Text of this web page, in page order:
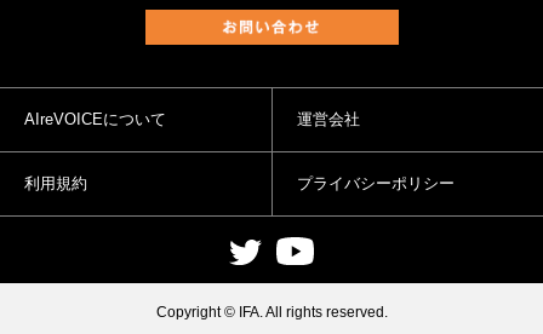
AIreVOICEについて 運営会社
利用規約 プライバシーポリシー
Copyright © IFA. All rights reserved.